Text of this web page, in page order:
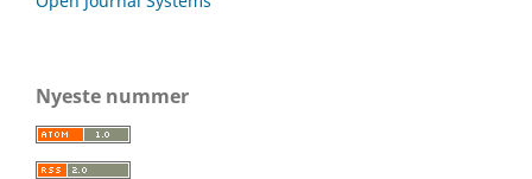
Nyeste nummer